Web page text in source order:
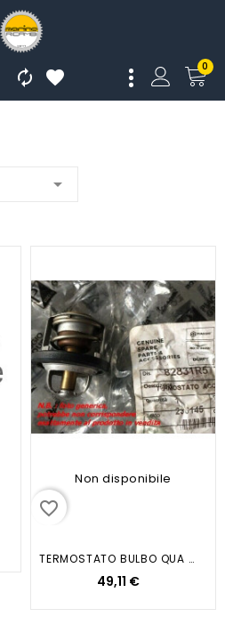
0



Non disponibile
favorite_border
TERMOSTATO BULBO QUA PER VESPA...
49,11 €